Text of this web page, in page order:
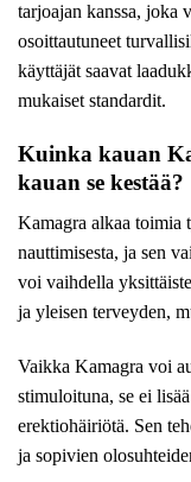
tarjoajan kanssa, joka
osoittautuneet
käyttäjät saavat
mukaiset standardit.
Kuinka kauan
kauan se kestää?
Kamagra alkaa toimia
nauttimisesta, ja sen
voi vaihdella
ja yleisen terveyden,
Vaikka Kamagra voi
stimuloituna, se ei
erektiohäiriötä. Sen
ja sopivien